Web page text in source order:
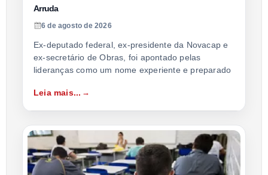
Arruda
6 de agosto de 2026
Ex-deputado federal, ex-presidente da Novacap e
ex-secretário de Obras, foi apontado pelas
lideranças como um nome experiente e preparado
Leia mais...